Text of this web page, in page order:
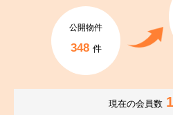
公開物件
348 件
現在の会員数